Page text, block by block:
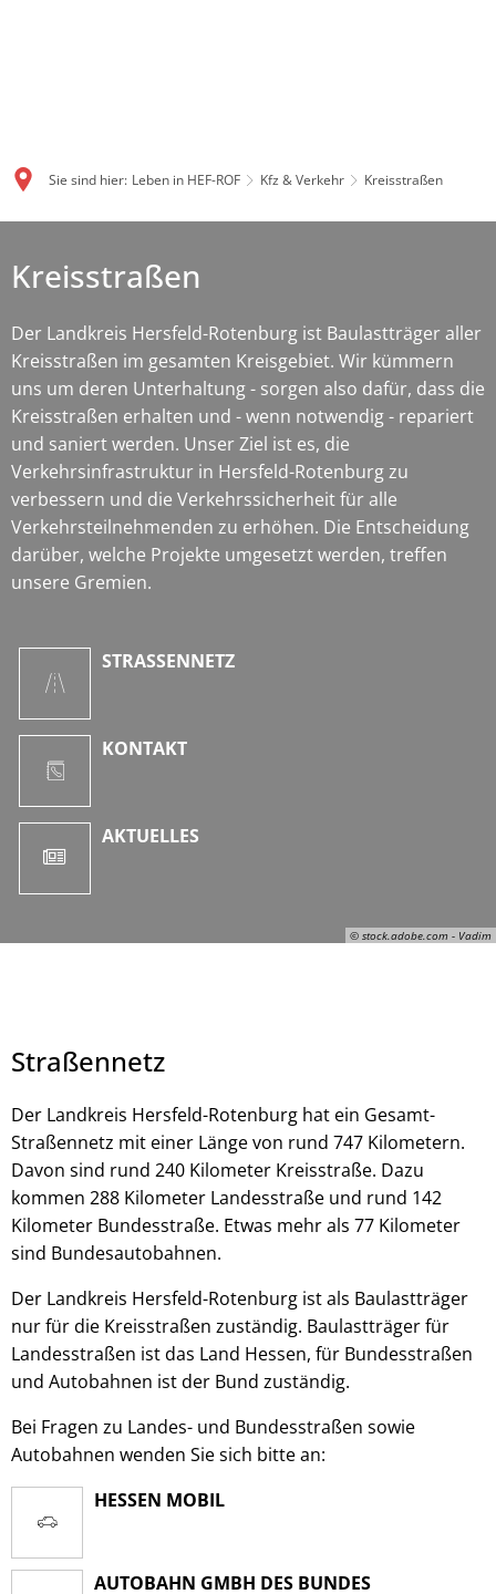
Sie sind hier: Leben in HEF-ROF Kfz & Verkehr Kreisstraßen
© stock.adobe.com - Vadim
© stock.adobe.com - Vadim
Kreisstraßen
Der Landkreis Hersfeld-Rotenburg ist Baulastträger aller
Kreisstraßen im gesamten Kreisgebiet. Wir kümmern
uns um deren Unterhaltung - sorgen also dafür, dass die
Kreisstraßen erhalten und - wenn notwendig - repariert
und saniert werden. Unser Ziel ist es, die
Verkehrsinfrastruktur in Hersfeld-Rotenburg zu
verbessern und die Verkehrssicherheit für alle
Verkehrsteilnehmenden zu erhöhen. Die Entscheidung
darüber, welche Projekte umgesetzt werden, treffen
unsere Gremien.
STRASSENNETZ
KONTAKT
AKTUELLES
Straßennetz
Der Landkreis Hersfeld-Rotenburg hat ein Gesamt-
Straßennetz mit einer Länge von rund 747 Kilometern.
Davon sind rund 240 Kilometer Kreisstraße. Dazu
kommen 288 Kilometer Landesstraße und rund 142
Kilometer Bundesstraße. Etwas mehr als 77 Kilometer
sind Bundesautobahnen.
Der Landkreis Hersfeld-Rotenburg ist als Baulastträger
nur für die Kreisstraßen zuständig. Baulastträger für
Landesstraßen ist das Land Hessen, für Bundesstraßen
und Autobahnen ist der Bund zuständig.
Bei Fragen zu Landes- und Bundesstraßen sowie
Autobahnen wenden Sie sich bitte an:
HESSEN MOBIL
AUTOBAHN GMBH DES BUNDES